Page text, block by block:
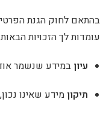
הבאות:
שנשמר אודותיך.
שאינו נכון, שלם או